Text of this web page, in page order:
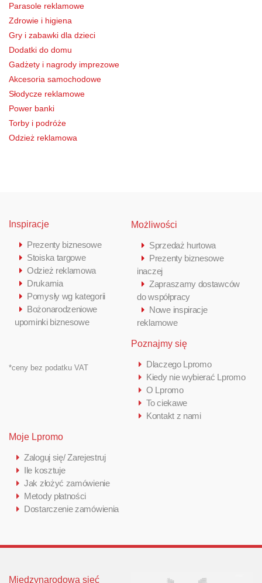
Parasole reklamowe
Zdrowie i higiena
Gry i zabawki dla dzieci
Dodatki do domu
Gadżety i nagrody imprezowe
Akcesoria samochodowe
Słodycze reklamowe
Power banki
Torby i podróże
Odzież reklamowa
Inspiracje
Prezenty biznesowe
Stoiska targowe
Odzież reklamowa
Drukarnia
Pomysły wg kategorii
Bożonarodzeniowe
upominki biznesowe
*ceny bez podatku VAT
Możliwości
Sprzedaż hurtowa
Prezenty biznesowe
inaczej
Zapraszamy dostawców
do współpracy
Nowe inspiracje
reklamowe
Poznajmy się
Dlaczego Lpromo
Kiedy nie wybierać Lpromo
O Lpromo
To ciekawe
Kontakt z nami
Moje Lpromo
Zaloguj się/ Zarejestruj
Ile kosztuje
Jak złożyć zamówienie
Metody płatności
Dostarczenie zamówienia
Międzynarodowa sieć